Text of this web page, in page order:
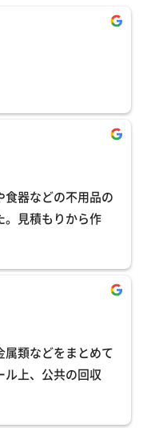
器などの不用品の
。見積もりから作
属類などをまとめて
ル上、公共の回収